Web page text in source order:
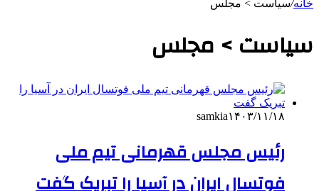
خانه/سیاست > مجلس
سیاست > مجلس
samkia۱۴۰۳/۱۱/۱۸
رئیس مجلس قهرمانی تیم ملی
فوتسال ایران در آسیا را تبریک گفت